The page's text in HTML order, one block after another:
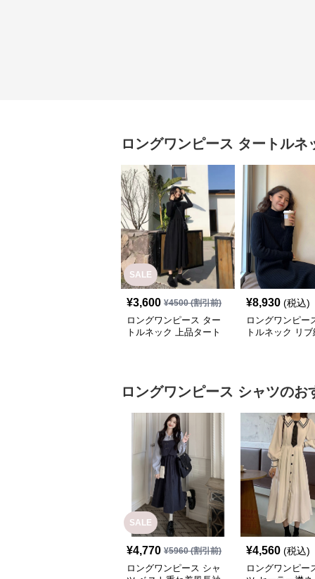
ロングワンピース タートルネ
SALE
¥3,600 ¥4500(割引前)
ロングワンピース ター
トルネック 上品タート
¥8,930 (税込)
ロングワンピー
トルネック リブ
ロングワンピース シャツのお
SALE
¥4,770 ¥5960(割引前)
ロングワンピース シャ
¥4,560 (税込)
ロングワンピー